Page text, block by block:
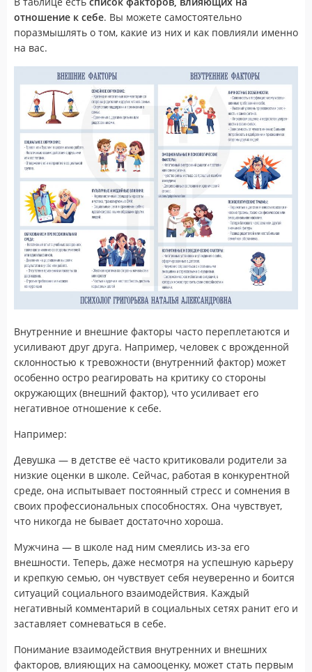
отношение к себе. Вы можете самостоятельно
поразмышлять о том, какие из них и как повлияли именно
на вас.
Внутренние и внешние факторы часто переплетаются и
усиливают друг друга. Например, человек с врожденной
склонностью к тревожности (внутренний фактор) может
особенно остро реагировать на критику со стороны
окружающих (внешний фактор), что усиливает его
негативное отношение к себе.
Например:
Девушка — в детстве её часто критиковали родители за
низкие оценки в школе. Сейчас, работая в конкурентной
среде, она испытывает постоянный стресс и сомнения в
своих профессиональных способностях. Она чувствует,
что никогда не бывает достаточно хороша.
Мужчина — в школе над ним смеялись из-за его
внешности. Теперь, даже несмотря на успешную карьеру
и крепкую семью, он чувствует себя неуверенно и боится
ситуаций социального взаимодействия. Каждый
негативный комментарий в социальных сетях ранит его и
заставляет сомневаться в себе.
Понимание взаимодействия внутренних и внешних
факторов, влияющих на самооценку, может стать первым